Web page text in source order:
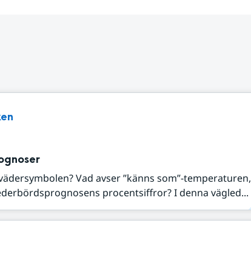
Vad avser ”känns som”-temperaturen,
procentsiffror? I denna vägled...